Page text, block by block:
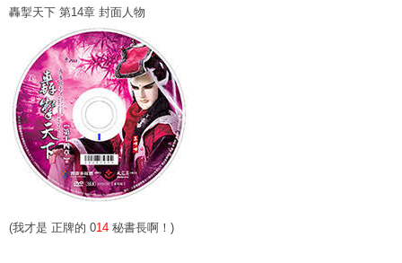
轟掣天下 第14章 封面人物
(我才是 正牌的 014 秘書長啊！)